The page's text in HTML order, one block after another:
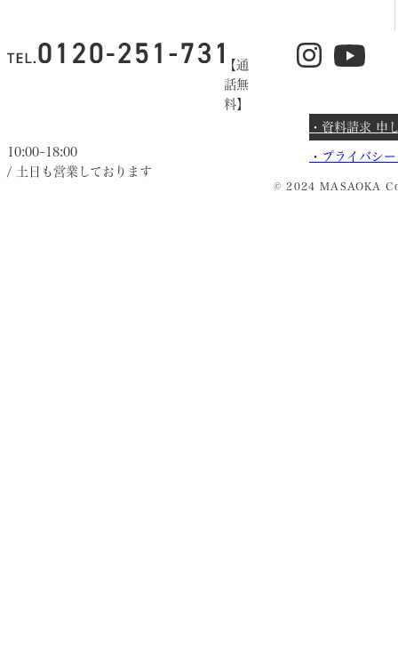
【通
話無
料】
10:00~18:00
/ 土日も営業しております
・資料請求 申
・ プライバシ
© 2024 MASAOKA